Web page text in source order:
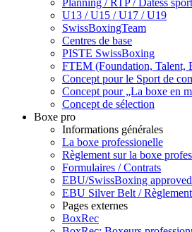
Planning / RTP / Datess
U13 / U15 / U17 / U19
SwissBoxingTeam
Centres de base
PISTE SwissBoxing
FTEM (Foundation, Talent,
Concept pour le Sport de
Concept pour „La boxe en
Concept de sélection
Boxe pro
Informations générales
La boxe professionelle
Règlement sur la boxe
Formulaires / Contrats
EBU/SwissBoxing
EBU Silver Belt / Règlement
Pages externes
BoxRec